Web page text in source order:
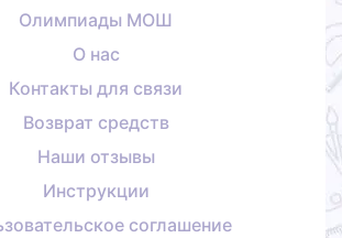
Олимпиады МОШ
О нас
Контакты для связи
Возврат средств
Наши отзывы
Инструкции
соглашение